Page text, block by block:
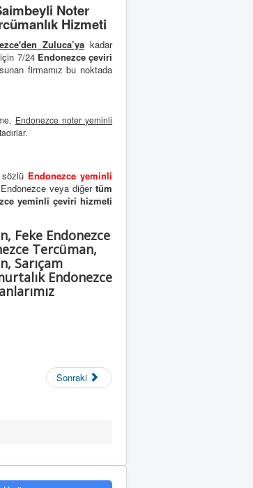
Noter
Hizmeti
Zuluca’ya kadar
7/24 Endonezce çeviri
firmamız bu noktada
Endonezce noter yeminli
Endonezce yeminli
veya diğer tüm
yeminli çeviri hizmeti
Feke Endonezce
Tercüman,
Sarıçam
Endonezce
Sonraki